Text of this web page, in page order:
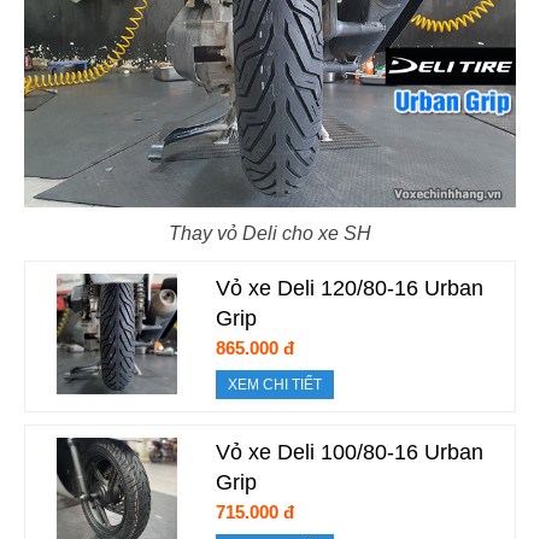
Thay vỏ Deli cho xe SH
Vỏ xe Deli 120/80-16 Urban
Grip
865.000 đ
XEM CHI TIẾT
Vỏ xe Deli 100/80-16 Urban
Grip
715.000 đ